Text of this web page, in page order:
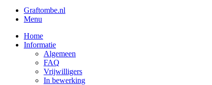
Graftombe.nl
Menu
Home
Informatie
Algemeen
FAQ
Vrijwilligers
In bewerking